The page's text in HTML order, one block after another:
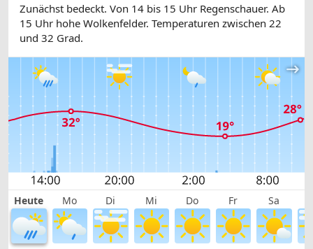
Zunächst bedeckt. Von 14 bis 15 Uhr Regenschauer. Ab
15 Uhr hohe Wolkenfelder. Temperaturen zwischen 22
und 32 Grad.
Heute Mo Di Mi Do Fr Sa